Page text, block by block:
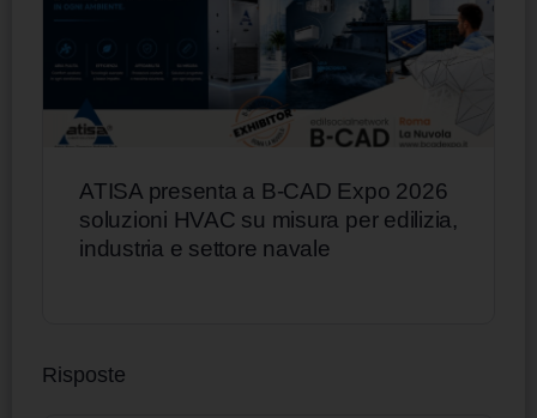
ATISA presenta a B-CAD Expo 2026
soluzioni HVAC su misura per edilizia,
industria e settore navale
Risposte